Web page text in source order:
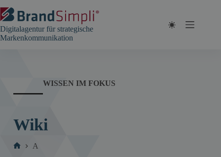
Inhalt
springen
Digitalagentur für strategische
Markenkommunikation
WISSEN IM FOKUS
Wiki
A